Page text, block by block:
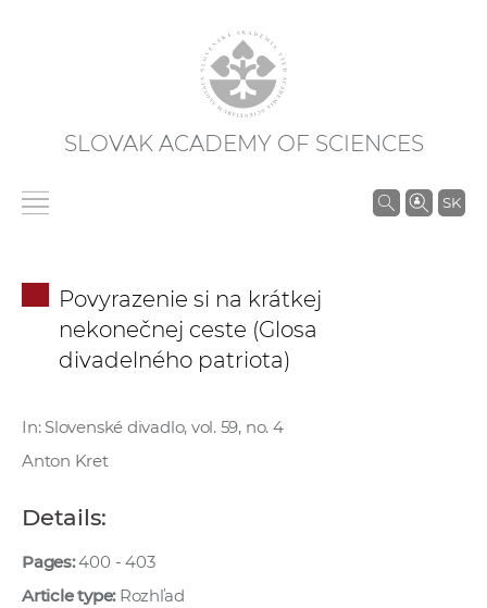
SLOVAK ACADEMY OF SCIENCES
SK
S
Povyrazenie si na krátkej
nekonečnej ceste (Glosa
divadelného patriota)
In: Slovenské divadlo, vol. 59, no. 4
Anton Kret
Details:
Pages:400 - 403
Article type:Rozhľad